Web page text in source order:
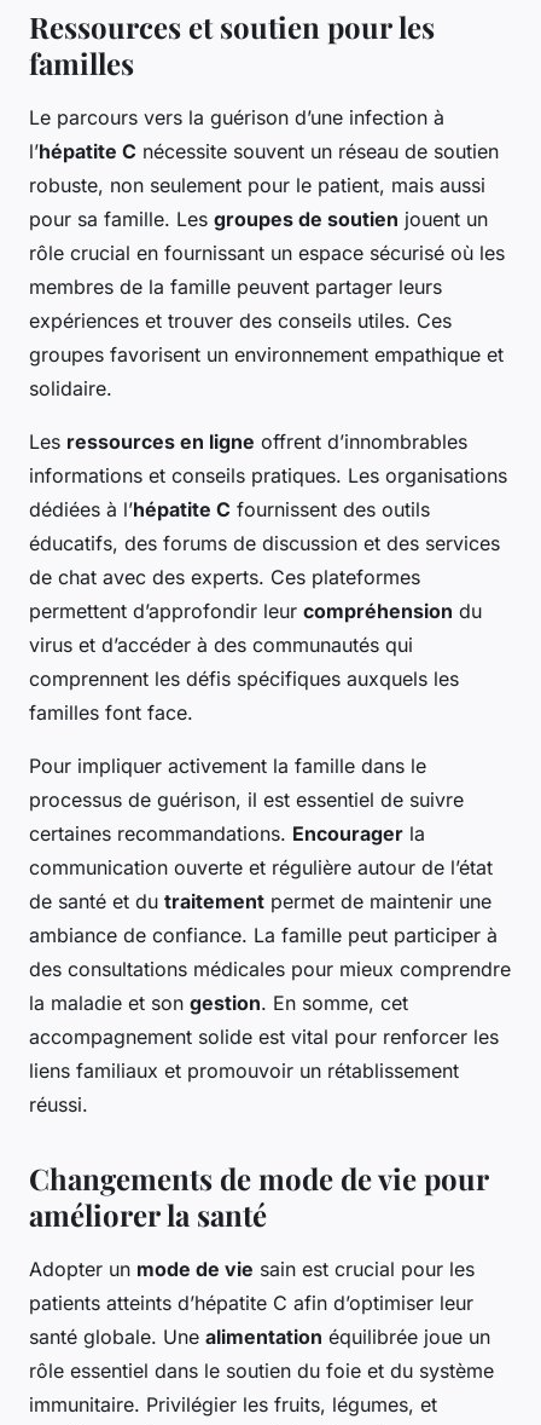
Ressources et soutien pour les
familles
Le parcours vers la guérison d’une infection à
l’hépatite C nécessite souvent un réseau de soutien
robuste, non seulement pour le patient, mais aussi
pour sa famille. Les groupes de soutien jouent un
rôle crucial en fournissant un espace sécurisé où les
membres de la famille peuvent partager leurs
expériences et trouver des conseils utiles. Ces
groupes favorisent un environnement empathique et
solidaire.
Les ressources en ligne offrent d’innombrables
informations et conseils pratiques. Les organisations
dédiées à l’hépatite C fournissent des outils
éducatifs, des forums de discussion et des services
de chat avec des experts. Ces plateformes
permettent d’approfondir leur compréhension du
virus et d’accéder à des communautés qui
comprennent les défis spécifiques auxquels les
familles font face.
Pour impliquer activement la famille dans le
processus de guérison, il est essentiel de suivre
certaines recommandations. Encourager la
communication ouverte et régulière autour de l’état
de santé et du traitement permet de maintenir une
ambiance de confiance. La famille peut participer à
des consultations médicales pour mieux comprendre
la maladie et son gestion. En somme, cet
accompagnement solide est vital pour renforcer les
liens familiaux et promouvoir un rétablissement
réussi.
Changements de mode de vie pour
améliorer la santé
Adopter un mode de vie sain est crucial pour les
patients atteints d’hépatite C afin d’optimiser leur
santé globale. Une alimentation équilibrée joue un
rôle essentiel dans le soutien du foie et du système
immunitaire. Privilégier les fruits, légumes, et